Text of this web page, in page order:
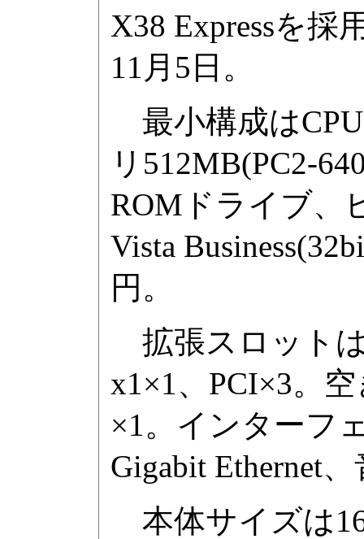
X38 Expressを
11月5日。
最小構成はCPU
リ512MB(PC2-
ROMドライブ、
Vista
円。
拡張スロットは
x1×1、PCI×3。
×1。インターフ
Gigabit Ethernet
本体サイズは